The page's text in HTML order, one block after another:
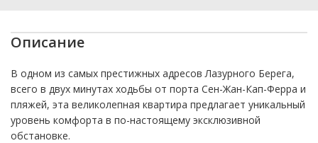
Описание
В одном из самых престижных адресов Лазурного Берега,
всего в двух минутах ходьбы от порта Сен-Жан-Кап-Ферра и
пляжей, эта великолепная квартира предлагает уникальный
уровень комфорта в по-настоящему эксклюзивной
обстановке.